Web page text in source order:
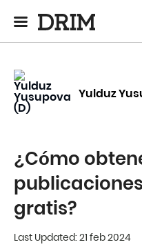
Yulduz
¿Cómo
gratis?
Last Updated: 21 feb 2024